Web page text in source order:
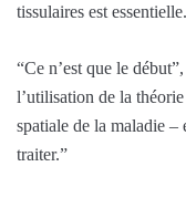
tissulaires est essentielle.
“Ce n’est que le
l’utilisation de la
spatiale de la maladie
traiter.”